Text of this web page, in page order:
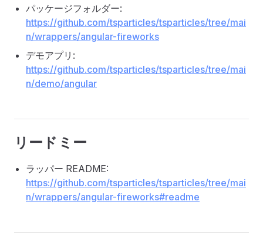
パッケージフォルダー:
https://github.com/tsparticles/tsparticles/tree/mai
n/wrappers/angular-fireworks
デモアプリ:
https://github.com/tsparticles/tsparticles/tree/mai
n/demo/angular
リードミー
ラッパー README:
https://github.com/tsparticles/tsparticles/tree/mai
n/wrappers/angular-fireworks#readme